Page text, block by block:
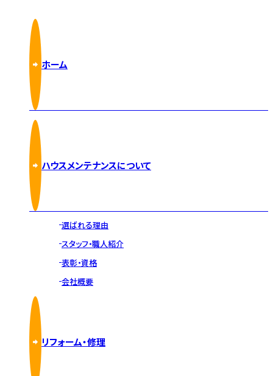
ホーム
ハウスメンテナンスについて
選ばれる理由
スタッフ・職人紹介
表彰・資格
会社概要
リフォーム・修理